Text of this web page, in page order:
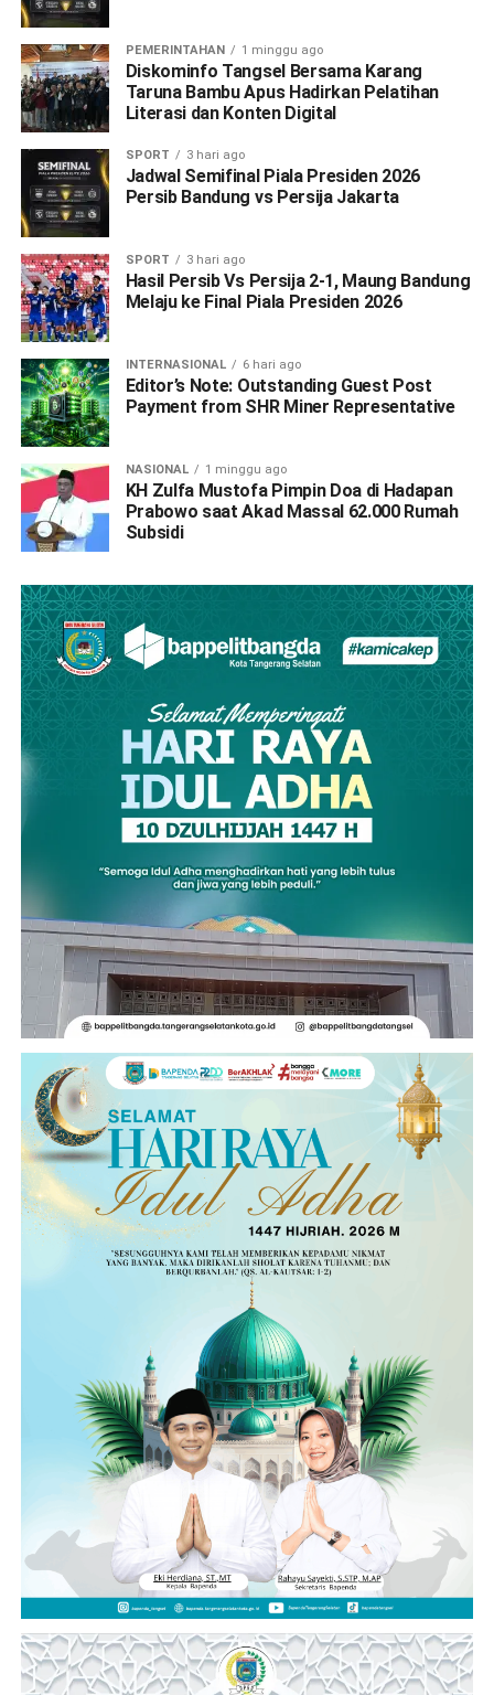
PEMERINTAHAN 1 minggu ago
Diskominfo Tangsel Bersama Karang
Taruna Bambu Apus Hadirkan Pelatihan
Literasi dan Konten Digital
SPORT 3 hari ago
Jadwal Semifinal Piala Presiden 2026
Persib Bandung vs Persija Jakarta
SPORT 3 hari ago
Hasil Persib Vs Persija 2-1, Maung Bandung
Melaju ke Final Piala Presiden 2026
INTERNASIONAL 6 hari ago
Editor’s Note: Outstanding Guest Post
Payment from SHR Miner Representative
NASIONAL 1 minggu ago
KH Zulfa Mustofa Pimpin Doa di Hadapan
Prabowo saat Akad Massal 62.000 Rumah
Subsidi